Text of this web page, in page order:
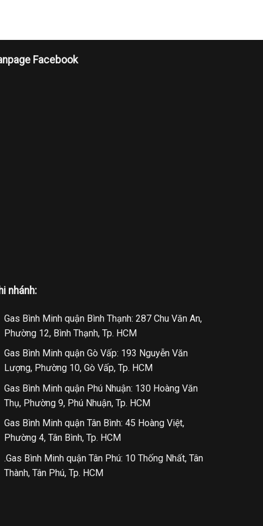
Facebook
nhánh:
Gas Bình Minh quận Bình Thạnh: 287 Chu Văn An,
Phường 12, Bình Thạnh, Tp. HCM
Gas Bình Minh quận Gò Vấp: 193 Nguyễn Văn
Lượng, Phường 10, Gò Vấp, Tp. HCM
Gas Bình Minh quận Phú Nhuận: 130 Hoàng Văn
Thụ, Phường 9, Phú Nhuận, Tp. HCM
Gas Bình Minh quận Tân Bình: 45 Hoàng Việt,
Phường 4, Tân Bình, Tp. HCM
.Gas Bình Minh quận Tân Phú: 10 Thống Nhất, Tân
Thành, Tân Phú, Tp. HCM